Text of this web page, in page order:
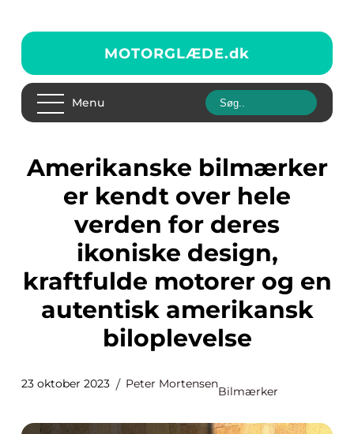
MOTORGLÆDE.dk
Menu
Amerikanske bilmærker
er kendt over hele
verden for deres
ikoniske design,
kraftfulde motorer og en
autentisk amerikansk
biloplevelse
23 oktober 2023 Peter Mortensen
Bilmærker